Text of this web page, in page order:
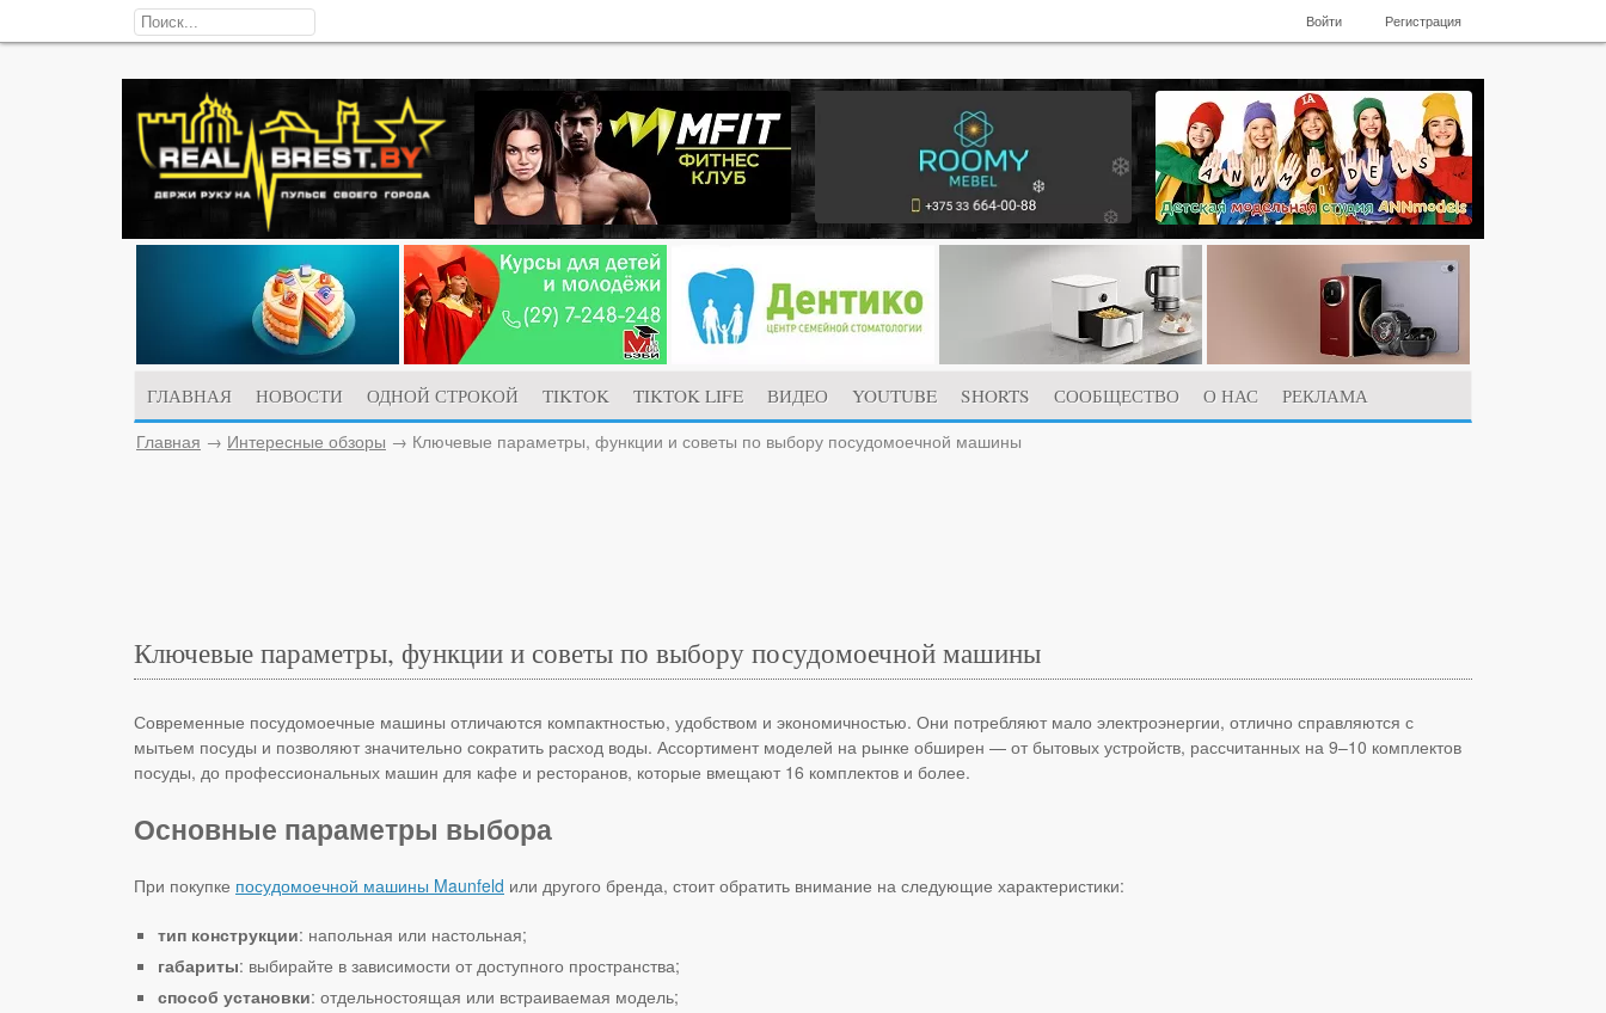
Войти Регистрация
ГЛАВНАЯ НОВОСТИ ОДНОЙ СТРОКОЙ TIKTOK TIKTOK LIFE ВИДЕО YOUTUBE SHORTS СООБЩЕСТВО О НАС
РЕКЛАМА
Главная → Интересные обзоры → Ключевые параметры, функции и советы по выбору посудомоечной машины
Ключевые параметры, функции и советы по выбору посудомоечной машины
Современные посудомоечные машины отличаются компактностью, удобством и экономичностью. Они потребляют мало электроэнергии, отлично справляются с
мытьем посуды и позволяют значительно сократить расход воды. Ассортимент моделей на рынке обширен — от бытовых устройств, рассчитанных на 9–10 комплектов
посуды, до профессиональных машин для кафе и ресторанов, которые вмещают 16 комплектов и более.
Основные параметры выбора
При покупке посудомоечной машины Maunfeld или другого бренда, стоит обратить внимание на следующие характеристики:
тип конструкции: напольная или настольная;
габариты: выбирайте в зависимости от доступного пространства;
способ установки: отдельностоящая или встраиваемая модель;